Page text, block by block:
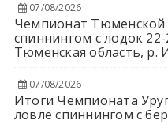
07/08/2026
Чемпионат Тюменской
спиннингом с лодок 22-
Тюменская область, р.
07/08/2026
Итоги Чемпионата
ловле спиннингом с